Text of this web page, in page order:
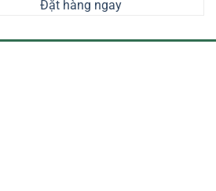
3.670.000₫.
4.190.000₫.
Đặt hàng ngay